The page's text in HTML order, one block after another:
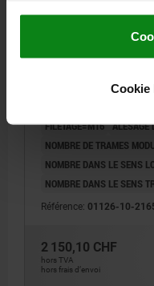
gesammelt haben.
Cookie
PLAQUE DE BASE
FILETAGE=M16 ALÉSAGE
NOMBRE DE TRAMES
NOMBRE DANS LE SENS
NOMBRE DANS LE SENS
Référence: 01126-10-
2 150,10 CHF
hors TVA
hors frais d’envoi